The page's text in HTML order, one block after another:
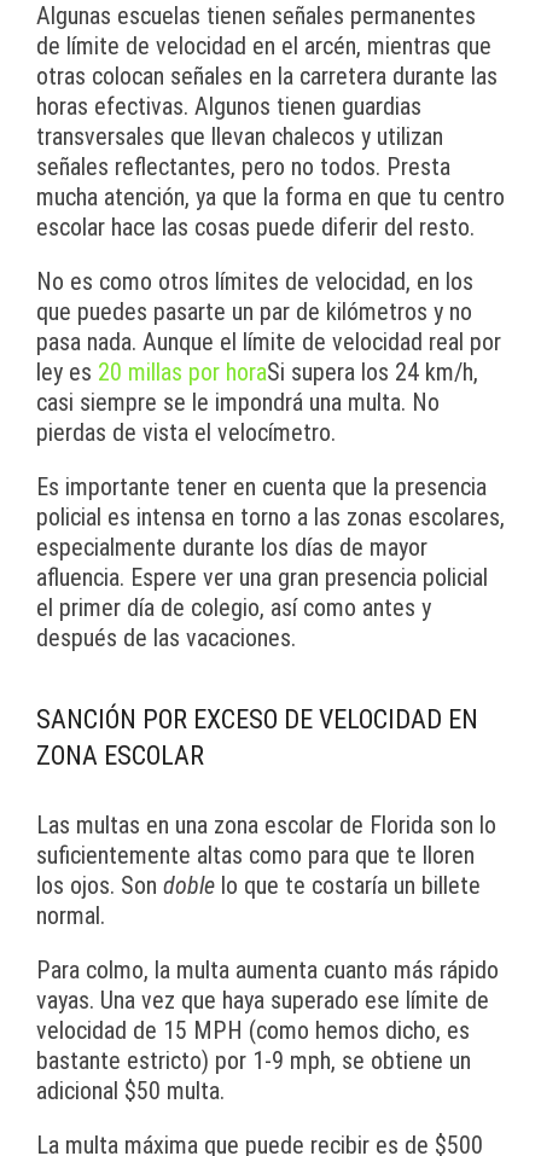
Algunas escuelas tienen señales permanentes
de límite de velocidad en el arcén, mientras que
otras colocan señales en la carretera durante las
horas efectivas. Algunos tienen guardias
transversales que llevan chalecos y utilizan
señales reflectantes, pero no todos. Presta
mucha atención, ya que la forma en que tu centro
escolar hace las cosas puede diferir del resto.
No es como otros límites de velocidad, en los
que puedes pasarte un par de kilómetros y no
pasa nada. Aunque el límite de velocidad real por
ley es 20 millas por horaSi supera los 24 km/h,
casi siempre se le impondrá una multa. No
pierdas de vista el velocímetro.
Es importante tener en cuenta que la presencia
policial es intensa en torno a las zonas escolares,
especialmente durante los días de mayor
afluencia. Espere ver una gran presencia policial
el primer día de colegio, así como antes y
después de las vacaciones.
SANCIÓN POR EXCESO DE VELOCIDAD EN
ZONA ESCOLAR
Las multas en una zona escolar de Florida son lo
suficientemente altas como para que te lloren
los ojos. Son doble lo que te costaría un billete
normal.
Para colmo, la multa aumenta cuanto más rápido
vayas. Una vez que haya superado ese límite de
velocidad de 15 MPH (como hemos dicho, es
bastante estricto) por 1-9 mph, se obtiene un
adicional $50 multa.
La multa máxima que puede recibir es de $500